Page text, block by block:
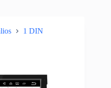
1 DIN